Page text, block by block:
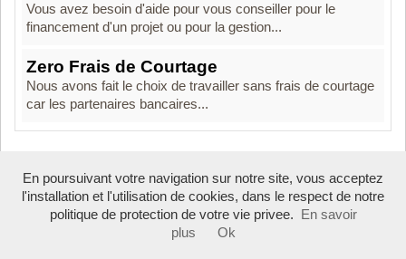
Vous avez besoin d'aide pour vous conseiller pour le
financement d'un projet ou pour la gestion...
Zero Frais de Courtage
Nous avons fait le choix de travailler sans frais de courtage
car les partenaires bancaires...
Boosté par Arfooo 2.02 - © 2007 - 2026
En poursuivant votre navigation sur notre site, vous acceptez
l'installation et l'utilisation de cookies, dans le respect de notre
politique de protection de votre vie privee.
En savoir
plus
Ok